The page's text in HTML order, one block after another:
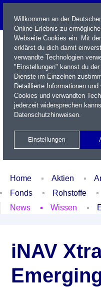
Name / WKN / ISIN / Kürzel
Xetra Realtime
Home Aktien
Fonds
Rohstoffe
News
Wissen
iNAV
Willkommen an der
Online-Erlebnis zu
Webseite Cookies ein. Mit
erklärst du dich damit
verwandte Technologien
"Einstellungen" kannst du
Dienste im Einzelnen
Detaillierte Informationen
Cookies und verwandten
jederzeit widersprechen
Datenschutzhinweisen.
Einstellungen